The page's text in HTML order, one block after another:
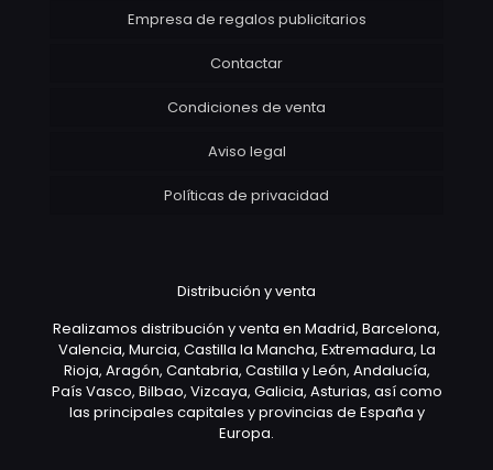
Empresa de regalos publicitarios
Contactar
Condiciones de venta
Aviso legal
Políticas de privacidad
Distribución y venta
Realizamos distribución y venta en Madrid, Barcelona,
Valencia, Murcia, Castilla la Mancha, Extremadura, La
Rioja, Aragón, Cantabria, Castilla y León, Andalucía,
País Vasco, Bilbao, Vizcaya, Galicia, Asturias, así como
las principales capitales y provincias de España y
Europa.